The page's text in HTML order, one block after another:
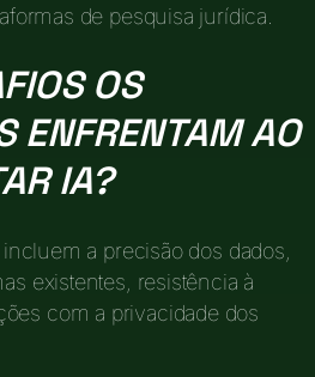
de pesquisa jurídica.
OS
ENFRENTAM AO
IA?
a precisão dos dados,
existentes, resistência à
com a privacidade dos